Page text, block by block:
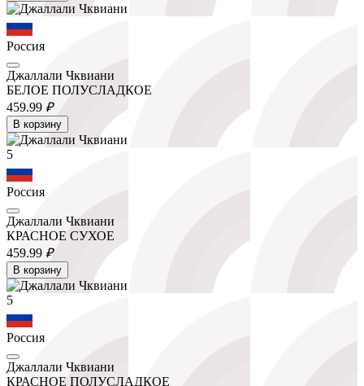
Россия
Джаллали Чквиани
БЕЛОЕ ПОЛУСЛАДКОЕ
459.99 ₽
В корзину
5
Россия
Джаллали Чквиани
КРАСНОЕ СУХОЕ
459.99 ₽
В корзину
5
Россия
Джаллали Чквиани
КРАСНОЕ ПОЛУСЛАДКОЕ